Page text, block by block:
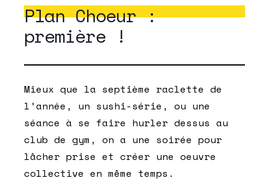
Plan Choeur :
première !
Mieux que la septième raclette de
l’année, un sushi-série, ou une
séance à se faire hurler dessus au
club de gym, on a une soirée pour
lâcher prise et créer une oeuvre
collective en même temps.